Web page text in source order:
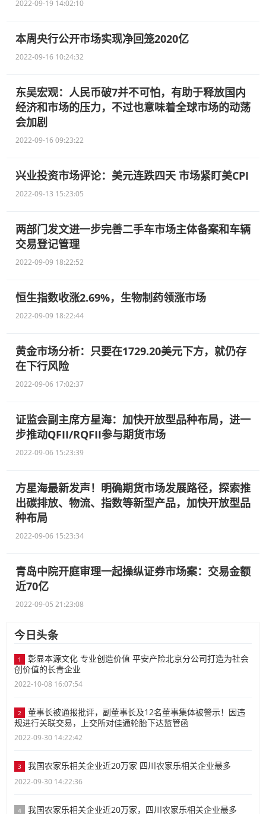
2022-09-19 14:02:10
本周央行公开市场实现净回笼2020亿
2022-09-16 10:24:32
东吴宏观：人民币破7并不可怕，有助于释放国内
经济和市场的压力，不过也意味着全球市场的动荡
会加剧
2022-09-16 09:23:22
兴业投资市场评论：美元连跌四天 市场紧盯美CPI
2022-09-13 15:23:05
两部门发文进一步完善二手车市场主体备案和车辆
交易登记管理
2022-09-09 18:22:52
恒生指数收涨2.69%，生物制药领涨市场
2022-09-09 18:22:44
黄金市场分析：只要在1729.20美元下方，就仍存
在下行风险
2022-09-06 17:02:37
证监会副主席方星海：加快开放型品种布局，进一
步推动QFII/RQFII参与期货市场
2022-09-06 15:23:39
方星海最新发声！明确期货市场发展路径，探索推
出碳排放、物流、指数等新型产品，加快开放型品
种布局
2022-09-06 15:23:34
青岛中院开庭审理一起操纵证券市场案：交易金额
近70亿
2022-09-05 21:23:08
今日头条
1
彰显本源文化 专业创造价值 平安产险北京分公司打造为社会
创价值的长青企业
2022-10-08 16:07:54
2
董事长被通报批评，副董事长及12名董事集体被警示！因违
规进行关联交易，上交所对佳通轮胎下达监管函
2022-09-30 14:22:42
3 我国农家乐相关企业近20万家 四川农家乐相关企业最多
2022-09-30 14:22:36
4 我国农家乐相关企业近20万家，四川农家乐相关企业最多